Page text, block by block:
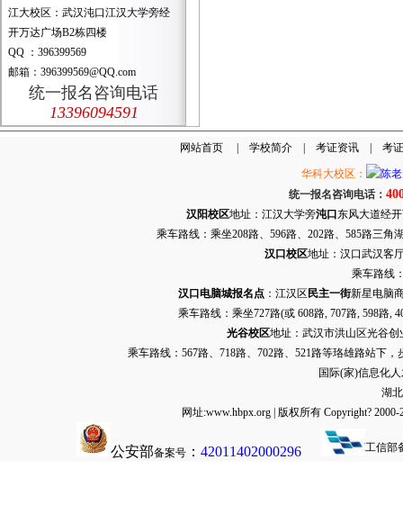
江大校区：武汉沌口江汉大学旁经
开万达广场B2栋四楼
QQ ：396399569
邮箱：396399569@QQ.com
统一报名咨询电话
13396094591
网站首页| 学校简介| 考证资讯| 考
华科大校区：
统一报名咨询电话：
汉阳校区地址：江汉大学旁沌口 东风大道经
乘车路线：乘坐208路、596路、202路、585路三
汉口校区地址：汉口武汉客
乘车路线
汉口电脑城报名点：江汉区 民主一街新星电脑
乘车路线：乘坐727路(或 608路, 707路, 598路,
光谷校区地址：武汉市洪山区光谷创
乘车路线：567路、718路、702路、521路等珞雄路站下
国际(家)信息化
湖
网址:www.hbpx.org | 版权所有 Copyright?
公安部备案号 ： 42011402000296 工信部